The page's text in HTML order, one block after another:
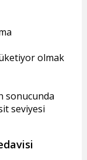
olmak
sonucunda
seviyesi